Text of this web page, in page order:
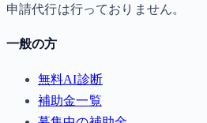
申請代行は行っておりません。
一般の方
無料AI診断
補助金一覧